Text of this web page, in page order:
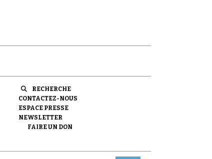
RECHERCHE
CONTACTEZ-NOUS
ESPACE PRESSE
NEWSLETTER
FAIRE UN DON